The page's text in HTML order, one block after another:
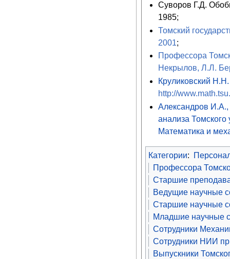
Суворов Г.Д.
1985;
Томский
2001;
Профессора
Некрылов, Л.Л.
Круликовский
http://
Александров
анализа Томского
Математика и
Категории:
Профессора
Старшие
Ведущие научные
Старшие научные
Младшие научные
Сотрудники
Сотрудники НИИ
Выпускники